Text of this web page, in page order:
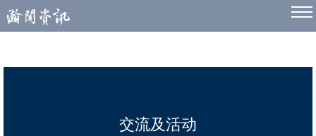
交流及活动